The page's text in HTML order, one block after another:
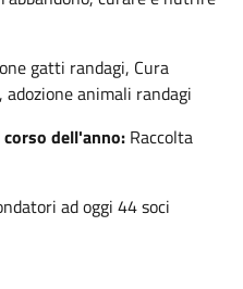
gatti randagi, Cura
animali randagi
dell'anno: Raccolta
ad oggi 44 soci